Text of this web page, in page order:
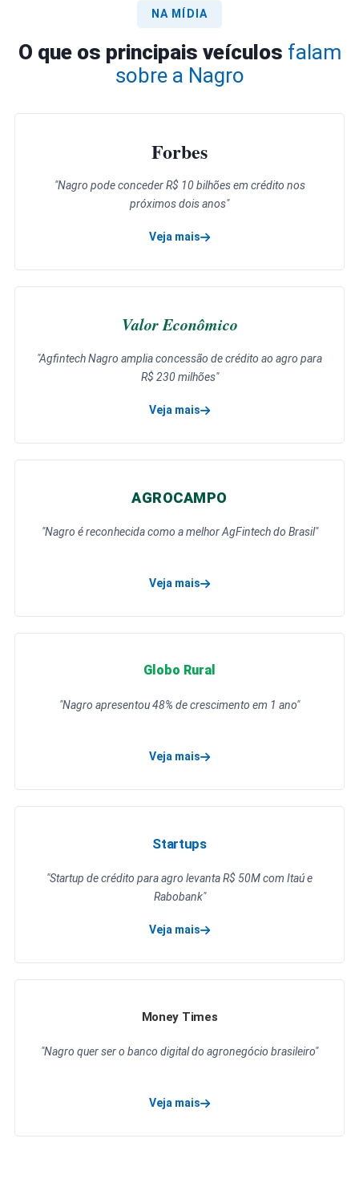
NA MÍDIA
O que os principais veículos falam
sobre a Nagro
Forbes
"Nagro pode conceder R$ 10 bilhões em crédito nos
próximos dois anos"
Veja mais
sobre a matéria da Forbes
Valor Econômico
"Agfintech Nagro amplia concessão de crédito ao agro para
R$ 230 milhões"
Veja mais
sobre a matéria do Valor Econômico
AGROCAMPO
"Nagro é reconhecida como a melhor AgFintech do Brasil"
Veja mais
sobre a matéria da Agrocampo
Globo Rural
"Nagro apresentou 48% de crescimento em 1 ano"
Veja mais
sobre a matéria da Globo Rural
Startups
"Startup de crédito para agro levanta R$ 50M com Itaú e
Rabobank"
Veja mais
sobre a matéria da Startups
Money Times
"Nagro quer ser o banco digital do agronegócio brasileiro"
Veja mais
sobre a matéria da Money Times